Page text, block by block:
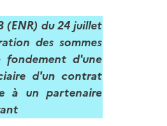
(ENR) du 24 juillet
des sommes
fondement d'une
d'un contrat
à un partenaire